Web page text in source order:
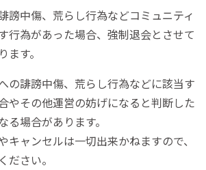
謗中傷、荒らし行為などコミュニティ
行為があった場合、強制退会とさせて
す。
の誹謗中傷、荒らし行為などに該当す
やその他運営の妨げになると判断した
場合があります。
キャンセルは一切出来かねますので、
ださい。